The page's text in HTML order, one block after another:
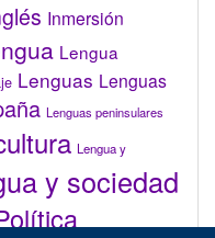
Inmersión
Lengua
Lenguas Lenguas
Lenguas peninsulares
Lengua y
y sociedad